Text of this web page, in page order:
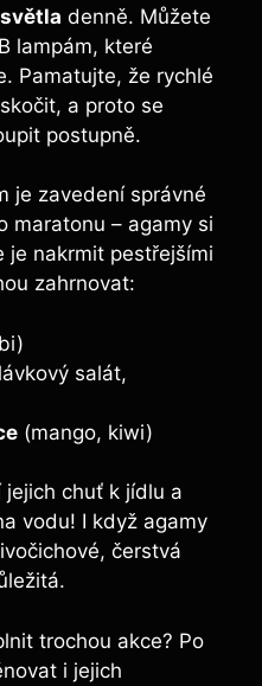
denně. Můžete
lampám, které
Pamatujte, že rychlé
a proto se
postupně.
je zavedení správné
maratonu – agamy si
je nakrmit pestřejšími
zahrnovat:
salát,
(mango, kiwi)
chuť k jídlu a
vodu! I když agamy
čerstvá
trochou akce? Po
i jejich